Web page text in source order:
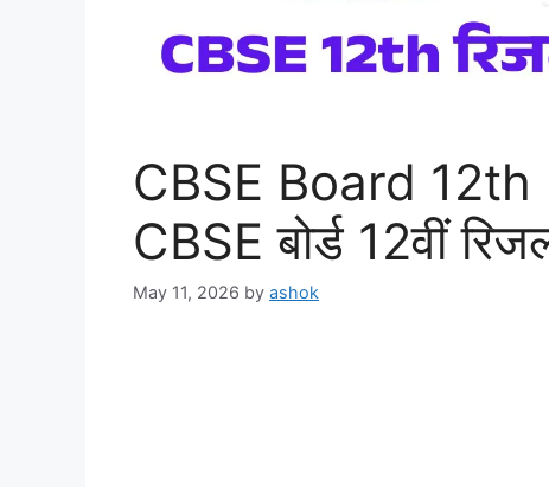
CBSE Board
CBSE बोर्ड 12वीं
May 11, 2026 by ashok